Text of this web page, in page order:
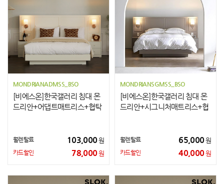
MONDRIANADMSS_BSO
[비에스온]한국갤러리 침대 몬
드리안+어댑트매트리스+협탁
월렌탈료 103,000원
카드할인 78,000원
MONDRIANSGMSS_BSO
[비에스온]한국갤러리 침대 몬
드리안+시그니처매트리스+협
월렌탈료 65,000원
카드할인 40,000원